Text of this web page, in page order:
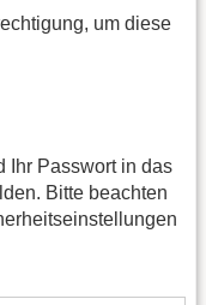
um diese
Ihr Passwort in das
Bitte beachten